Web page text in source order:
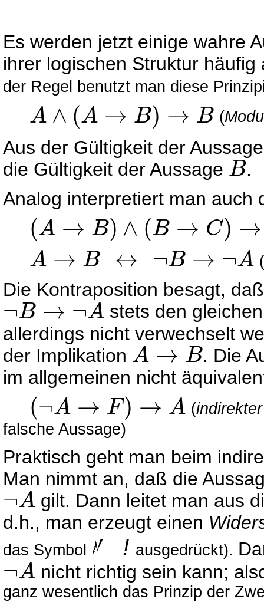
Es werden jetzt einige wahre
ihrer logischen Struktur
der Regel benutzt man diese
A ∧ (A → B) → B
A∧( A →B )→ B (
Aus der Gültigkeit der
die Gültigkeit der Aussage B
B
.
Analog interpretiert man auch
(A → B) ∧ (B → C) →
(A →B)∧ C)→ A→C
A → B ↔ ¬B → ¬A
A→B → A
Die Kontraposition besagt,
¬B → ¬A
→¬ A
stets den
allerdings nicht verwechselt
der Implikation A → B
A→ B
. Die
im allgemeinen nicht
(¬A → F) → A
(¬ →F)→A (
falsche Aussage)
Praktisch geht man beim
Man nimmt an, daß die
¬A gilt. Dann leitet man aus
d.h., man erzeugt einen
das Symbol ! ausgedrückt).
¬A nicht richtig sein kann;
ganz wesentlich das Prinzip der